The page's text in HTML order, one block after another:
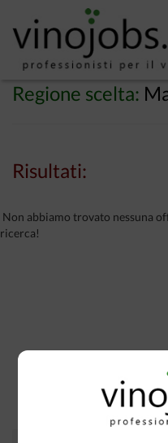
Regione scelta:
Risultati:
Non abbiamo trovato nessuna
ricerca!